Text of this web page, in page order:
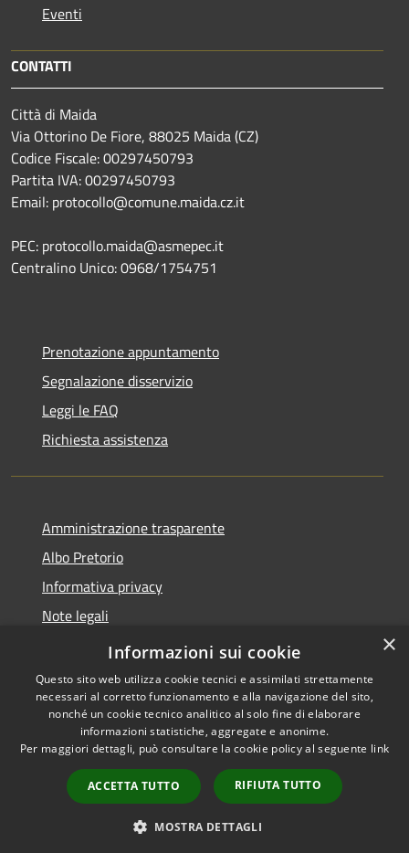
Eventi
CONTATTI
Città di Maida
Via Ottorino De Fiore, 88025 Maida (CZ)
Codice Fiscale: 00297450793
Partita IVA: 00297450793
Email: protocollo@comune.maida.cz.it
PEC: protocollo.maida@asmepec.it
Centralino Unico: 0968/1754751
Prenotazione appuntamento
Segnalazione disservizio
Leggi le FAQ
Richiesta assistenza
Amministrazione trasparente
Albo Pretorio
Informativa privacy
Note legali
Dichiarazione di accessibilità
Accessibility
Copyright © 2026 • Città di
Maida • Powered by
Municipium•
Admin
access
×
Informazioni sui cookie
Questo sito web utilizza cookie tecnici e assimilati strettamente
necessari al corretto funzionamento e alla navigazione del sito,
nonché un cookie tecnico analitico al solo fine di elaborare
informazioni statistiche, aggregate e anonime.
Per maggiori dettagli, può consultare la cookie policy al seguente link
ACCETTA TUTTO RIFIUTA TUTTO
MOSTRA DETTAGLI